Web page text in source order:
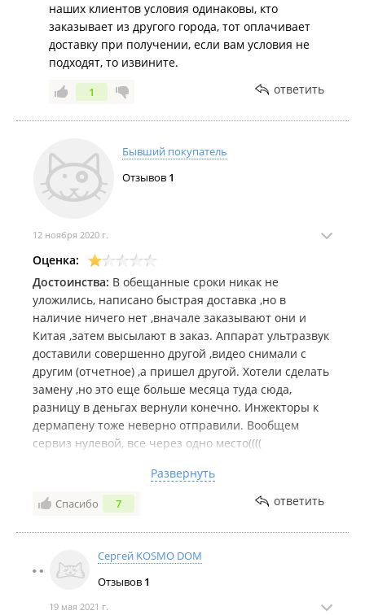
наших клиентов условия одинаковы, кто
заказывает из другого города, тот оплачивает
доставку при получении, если вам условия не
подходят, то извините.
1 ответить
Бывший покупатель
Отзывов 1
12 ноября 2020 г.
Оценка:
Достоинства: В обещанные сроки никак не
уложились, написано быстрая доставка ,но в
наличие ничего нет ,вначале заказывают они и
Китая ,затем высылают в заказ. Аппарат ультразвук
доставили совершенно другой ,видео снимали с
другим (отчетное) ,а пришел другой. Хотели сделать
замену ,но это еще больше месяца туда сюда,
разницу в деньгах вернули конечно. Инжекторы к
дермапену тоже неверно отправили. Вообщем
сервиз нулевой, все через одно место((((
переводом ,что естественно подразумевает
комиссию ,если берешь на большую сумму. Сайт
так и не вышло
Развернуть
Спасибо 7 ответить
Сергей KOSMO DOM
Отзывов 1
19 мая 2021 г.